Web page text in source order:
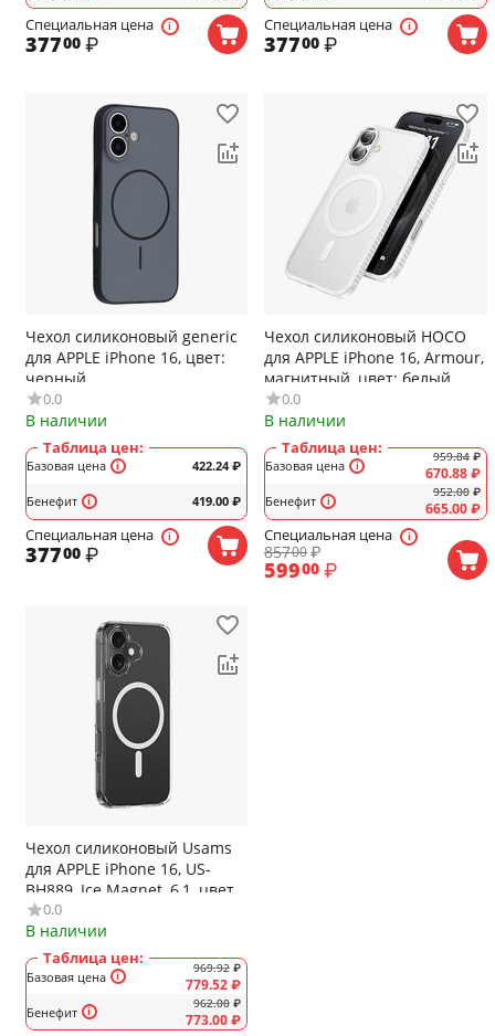
Специальная цена
37700 ₽
Специальная цена
37700 ₽
Чехол силиконовый generic
для APPLE iPhone 16, цвет:
черный
0.0
В наличии
Таблица цен:
Базовая цена
Бенефит
422.24₽
419.00 ₽
Специальная цена
37700 ₽
Чехол силиконовый HOCO
для APPLE iPhone 16, Armour,
магнитный, цвет: белый
0.0
В наличии
Таблица цен:
Базовая цена
Бенефит
959.84 ₽
670.88₽
952.00 ₽
665.00₽
Специальная цена
85700₽
59900 ₽
Чехол силиконовый Usams
для APPLE iPhone 16, US-
BH889, Ice Magnet, 6,1, цвет:
прозрачный
0.0
В наличии
Таблица цен:
Базовая цена
Бенефит
969.92 ₽
779.52₽
962.00 ₽
773.00₽